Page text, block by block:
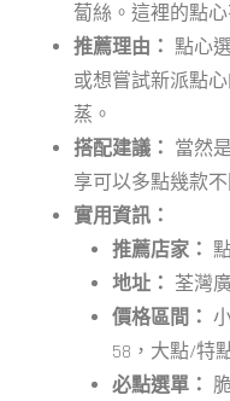
蔔絲。這裡的點
推薦理由： 點心
或想嘗試新派點
蒸。
搭配建議： 當然
享可以多點幾款
實用資訊：
推薦店家：
地址： 荃灣
價格區間：
58，大點/特
必點選單：